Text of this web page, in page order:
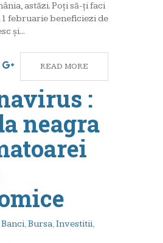
astăzi. Poți să-ți faci
februarie beneficiezi de
și...
READ MORE
:
neagra
Banci,Bursa,Investitii,